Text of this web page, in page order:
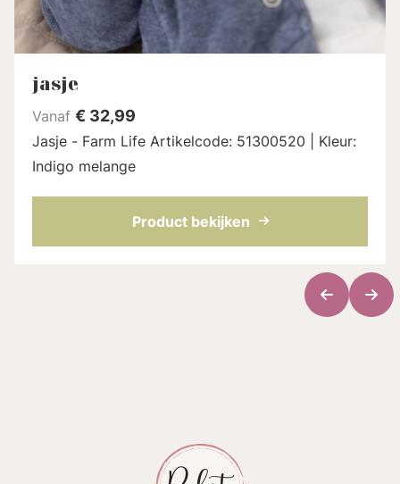
jasje
Vanaf € 32,99
Jasje - Farm Life Artikelcode: 51300520 | Kleur:
Indigo melange
Product bekijken